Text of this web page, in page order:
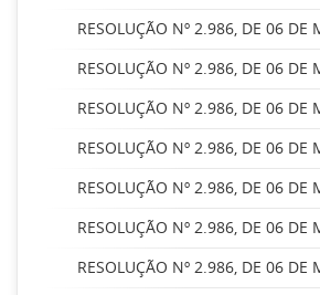
RESOLUÇÃO Nº 2.986, DE 06 DE
RESOLUÇÃO Nº 2.986, DE 06 DE
RESOLUÇÃO Nº 2.986, DE 06 DE
RESOLUÇÃO Nº 2.986, DE 06 DE
RESOLUÇÃO Nº 2.986, DE 06 DE
RESOLUÇÃO Nº 2.986, DE 06 DE
RESOLUÇÃO Nº 2.986, DE 06 DE